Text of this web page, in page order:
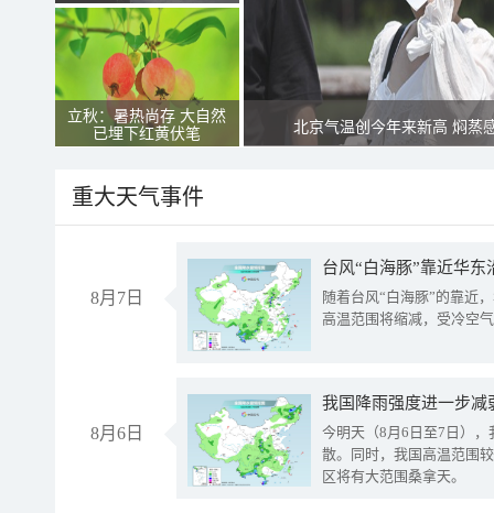
立秋：暑热尚存 大自然
已埋下红黄伏笔
北京气温创今年来新高 焖蒸
重大天气事件
8月7日
台风“白海豚”靠近华
随着台风“白海豚”的靠近
高温范围将缩减，受冷空
8月6日
今明天（8月6日至7日）
散。同时，我国高温范围
区将有大范围桑拿天。